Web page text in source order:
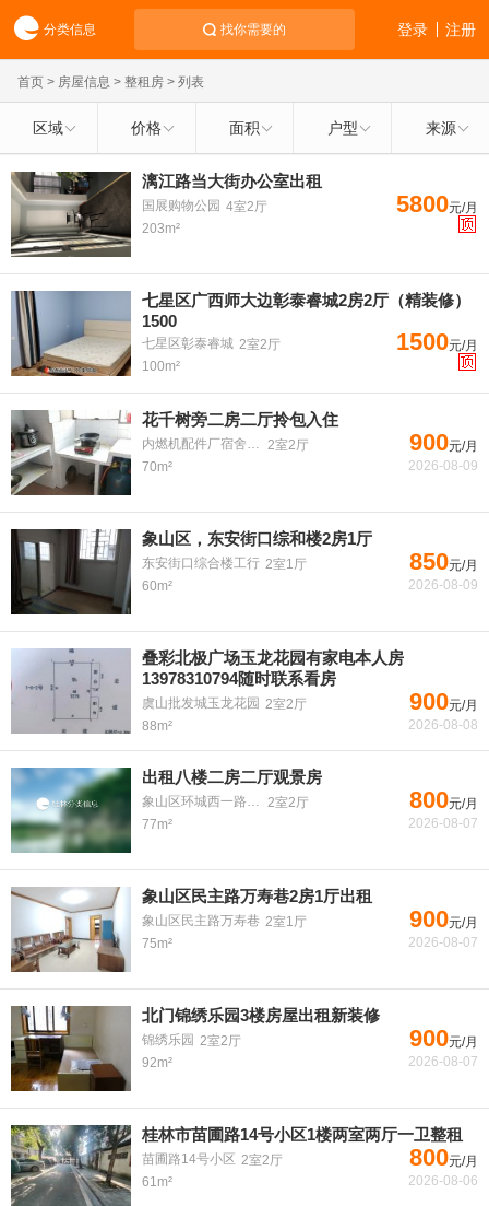
分类信息 找你需要的 注册
登录
首页 > 房屋信息 > 整租房 > 列表
区域 价格 面积 户型 来源
漓江路当大街办公室出租
国展购物公园 4室2厅
203m²
5800元/月
七星区广西师大边彰泰睿城2房2厅（精装修）
1500
七星区彰泰睿城 2室2厅
100m²
1500元/月
花千树旁二房二厅拎包入住
内燃机配件厂宿舍小区2室2厅
70m²
900元/月
2026-08-09
象山区，东安街口综和楼2房1厅
东安街口综合楼工行 2室1厅
60m²
850元/月
2026-08-09
叠彩北极广场玉龙花园有家电本人房
13978310794随时联系看房
虞山批发城玉龙花园 2室2厅
88m²
900元/月
2026-08-08
出租八楼二房二厅观景房
象山区环城西一路小区2室2厅
77m²
800元/月
2026-08-07
象山区民主路万寿巷2房1厅出租
象山区民主路万寿巷 2室1厅
75m²
900元/月
2026-08-07
北门锦绣乐园3楼房屋出租新装修
锦绣乐园 2室2厅
92m²
900元/月
2026-08-07
桂林市苗圃路14号小区1楼两室两厅一卫整租
苗圃路14号小区 2室2厅
61m²
800元/月
2026-08-06